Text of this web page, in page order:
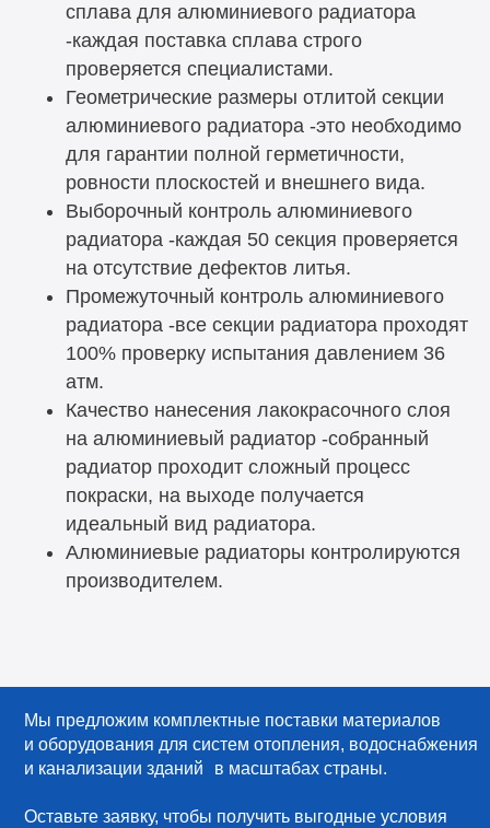
сплава для алюминиевого радиатора
-каждая поставка сплава строго
проверяется специалистами.
Геометрические размеры отлитой секции
алюминиевого радиатора -это необходимо
для гарантии полной герметичности,
ровности плоскостей и внешнего вида.
Выборочный контроль алюминиевого
радиатора -каждая 50 секция проверяется
на отсутствие дефектов литья.
Промежуточный контроль алюминиевого
радиатора -все секции радиатора проходят
100% проверку испытания давлением 36
атм.
Качество нанесения лакокрасочного слоя
на алюминиевый радиатор -собранный
радиатор проходит сложный процесс
покраски, на выходе получается
идеальный вид радиатора.
Алюминиевые радиаторы контролируются
производителем.
Мы предложим комплектные поставки материалов
и оборудования для систем отопления, водоснабжения
и канализации зданий в масштабах страны.
Оставьте заявку, чтобы получить выгодные условия